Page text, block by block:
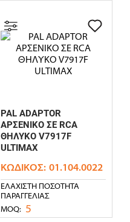
PAL ADAPTOR
ΑΡΣΕΝΙΚΟ ΣΕ RCA
ΘΗΛΥΚΟ V7917F
ULTIMAX
ΚΩΔΙΚΌΣ: 01.104.0022
ΕΛΆΧΙΣΤΗ ΠΟΣΌΤΗΤΑ
ΠΑΡΑΓΓΕΛΊΑΣ
MOQ: 5